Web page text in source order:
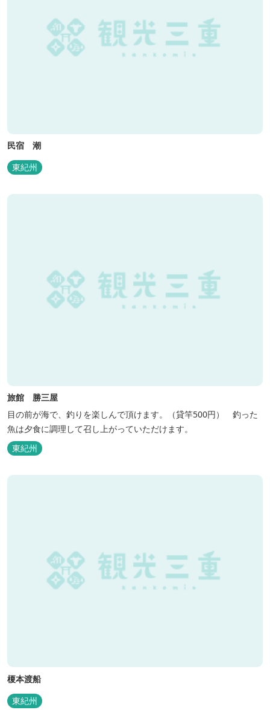
民宿 潮
東紀州
旅館 勝三屋
目の前が海で、釣りを楽しんで頂けます。（貸竿500円） 釣った
魚は夕食に調理して召し上がっていただけます。
東紀州
榎本渡船
東紀州